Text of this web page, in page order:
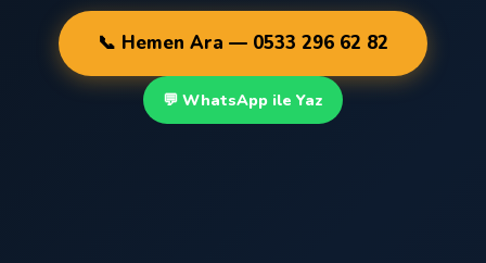
📞 Hemen Ara — 0533 296 62 82
💬 WhatsApp ile Yaz